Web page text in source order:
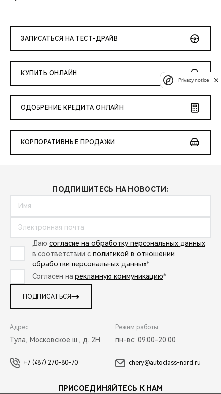
ЗАПИСАТЬСЯ НА ТЕСТ-ДРАЙВ
КУПИТЬ ОНЛАЙН
ОДОБРЕНИЕ КРЕДИТА ОНЛАЙН
КОРПОРАТИВНЫЕ ПРОДАЖИ
ПОДПИШИТЕСЬ НА НОВОСТИ:
Даю согласие на обработку персональных данных
в соответствии с политикой в отношении
обработки персональных данных*
Согласен на рекламную коммуникацию*
ПОДПИСАТЬСЯ
Адрес:
Тула, Московское ш., д. 2Н
Режим работы:
пн-вс: 09:00-20:00
+7 (487) 270-80-70 chery@autoclass-nord.ru
ПРИСОЕДИНЯЙТЕСЬ К НАМ
Privacy notice